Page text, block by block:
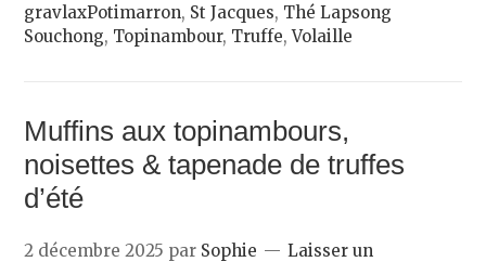
gravlaxPotimarron, St Jacques, Thé Lapsong
Souchong, Topinambour, Truffe,Volaille
Muffins aux topinambours,
noisettes & tapenade de truffes
d’été
2 décembre 2025 par Sophie
Laisser un